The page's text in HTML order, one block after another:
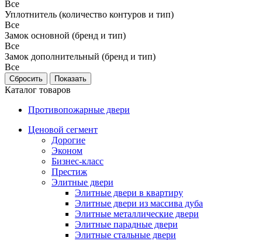
Все
Уплотнитель (количество контуров и тип)
Все
Замок основной (бренд и тип)
Все
Замок дополнительный (бренд и тип)
Все
Каталог товаров
Противопожарные двери
Ценовой сегмент
Дорогие
Эконом
Бизнес-класс
Престиж
Элитные двери
Элитные двери в квартиру
Элитные двери из массива дуба
Элитные металлические двери
Элитные парадные двери
Элитные стальные двери